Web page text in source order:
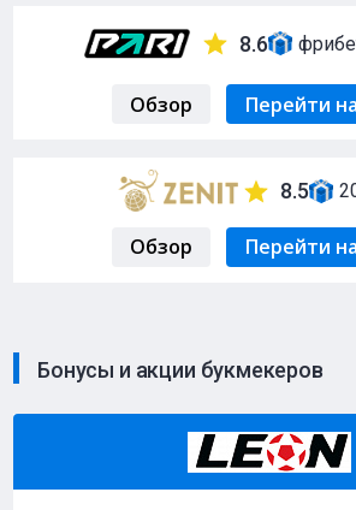
8.6
Обзор Перейти
8.5
Обзор Перейти
Бонусы и акции букмекеров